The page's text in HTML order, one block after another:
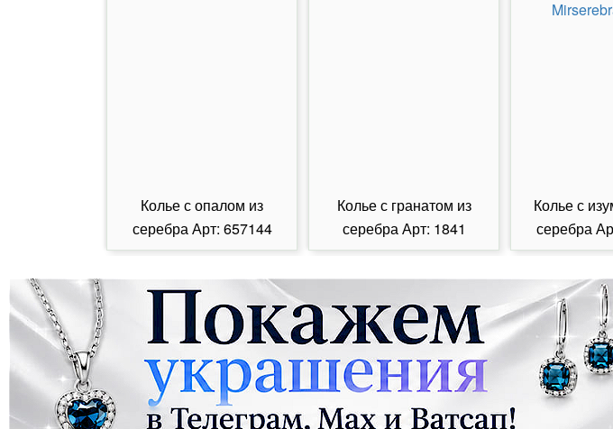
Колье с опалом из
серебра Арт: 657144
Колье с гранатом из
серебра Арт: 1841
Колье с
серебра